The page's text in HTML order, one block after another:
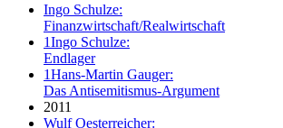
Ingo Schulze:
Finanzwirtschaft/Realwirtschaft
1Ingo Schulze:
Endlager
1Hans-Martin Gauger:
Das Antisemitismus-Argument
2011
Wulf Oesterreicher: